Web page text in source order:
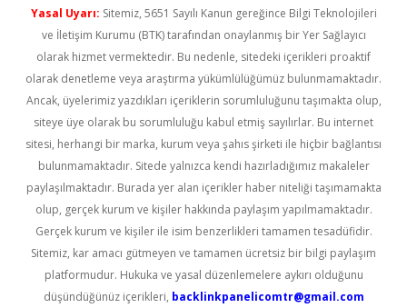
Yasal Uyarı: Sitemiz, 5651 Sayılı Kanun gereğince Bilgi Teknolojileri
ve İletişim Kurumu (BTK) tarafından onaylanmış bir Yer Sağlayıcı
olarak hizmet vermektedir. Bu nedenle, sitedeki içerikleri proaktif
olarak denetleme veya araştırma yükümlülüğümüz bulunmamaktadır.
Ancak, üyelerimiz yazdıkları içeriklerin sorumluluğunu taşımakta olup,
siteye üye olarak bu sorumluluğu kabul etmiş sayılırlar. Bu internet
sitesi, herhangi bir marka, kurum veya şahıs şirketi ile hiçbir bağlantısı
bulunmamaktadır. Sitede yalnızca kendi hazırladığımız makaleler
paylaşılmaktadır. Burada yer alan içerikler haber niteliği taşımamakta
olup, gerçek kurum ve kişiler hakkında paylaşım yapılmamaktadır.
Gerçek kurum ve kişiler ile isim benzerlikleri tamamen tesadüfidir.
Sitemiz, kar amacı gütmeyen ve tamamen ücretsiz bir bilgi paylaşım
platformudur. Hukuka ve yasal düzenlemelere aykırı olduğunu
düşündüğünüz içerikleri, backlinkpanelicomtr@gmail.com